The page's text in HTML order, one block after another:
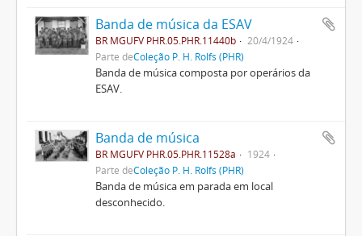
Banda de música da ESAV
BR MGUFV PHR.05.PHR.11440b
20/4/1924
Parte deColeção P. H. Rolfs (PHR)
Banda de música composta por operários da
ESAV.
Banda de música
BR MGUFV PHR.05.PHR.11528a
1924
Parte deColeção P. H. Rolfs (PHR)
Banda de música em parada em local
desconhecido.